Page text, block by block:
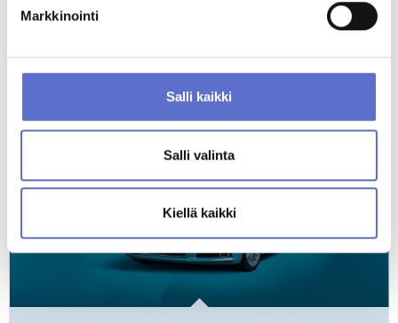
Markkinointi
Salli kaikki
Salli valinta
Kiellä kaikki